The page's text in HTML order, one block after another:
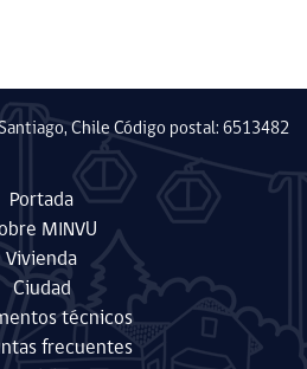
Chile Código postal: 6513482
Portada
MINVU
Vivienda
Ciudad
técnicos
frecuentes